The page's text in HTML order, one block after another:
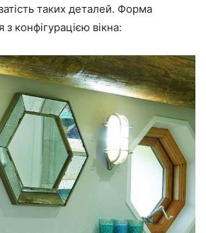
таких деталей. Форма
конфігурацією вікна: